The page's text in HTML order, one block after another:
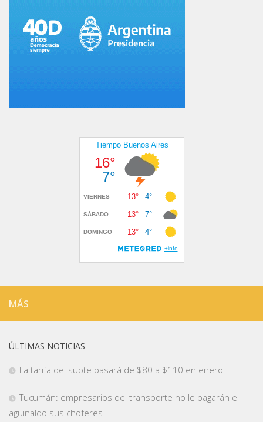
MÁS
ÚLTIMAS NOTICIAS
La tarifa del subte pasará de $80 a $110 en enero
Tucumán: empresarios del transporte no le pagarán el
aguinaldo sus choferes